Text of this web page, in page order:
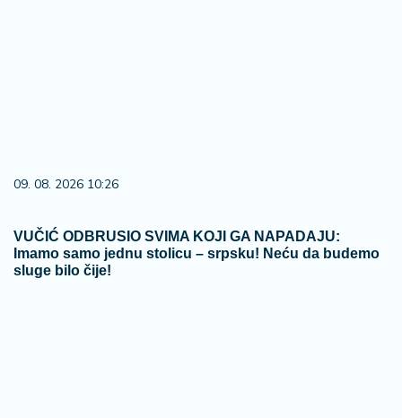
09. 08. 2026 10:26
VUČIĆ ODBRUSIO SVIMA KOJI GA NAPADAJU:
Imamo samo jednu stolicu – srpsku! Neću da budemo
sluge bilo čije!